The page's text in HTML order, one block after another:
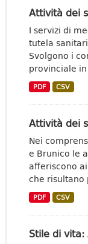
Attività dei
I servizi di
tutela
Svolgono i
provinciale
PDF CSV
Attività dei
Nei
e Brunico le
afferiscono
che risultano
PDF CSV
Stile di